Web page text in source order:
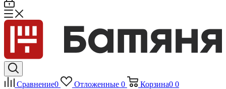
Сравнение0 Отложенные 0 Корзина0 0